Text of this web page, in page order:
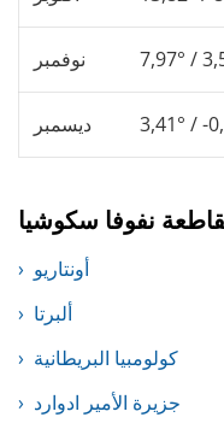
نوفمبر 7,97° /
ديسمبر 3,41° / -
نفوفا سكوشيا
أونتاريو
ألبرتا
كولومبيا البريطانية
جزيرة الأمير ادوارد